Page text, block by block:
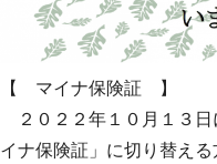
【 マイナ保険証 】
２０２２年１０月１３日
イナ保険証」に切り替え